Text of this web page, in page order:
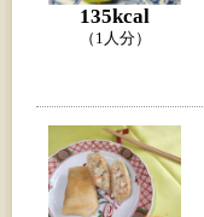
135kcal
（1人分）